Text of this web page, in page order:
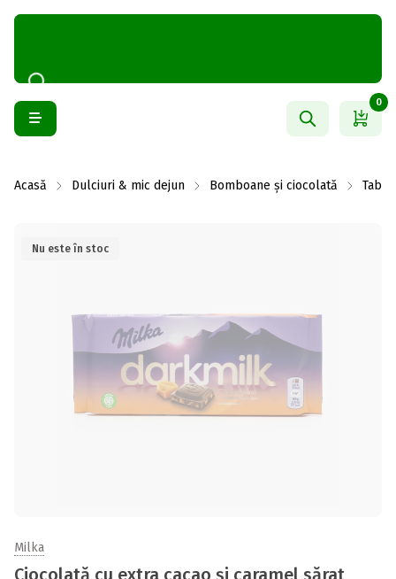
0
Acasă Dulciuri & mic dejun Bomboane și ciocolată
Nu este în stoc
Milka
Ciocolată cu extra cacao și caramel sărat